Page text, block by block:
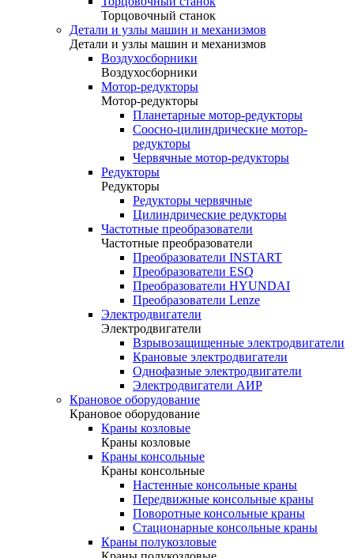
Торцовочный станок
Детали и узлы машин и механизмов
Детали и узлы машин и механизмов
Воздухосборники
Воздухосборники
Мотор-редукторы
Мотор-редукторы
Планетарные мотор-редукторы
Соосно-цилиндрические мотор-
редукторы
Червячные мотор-редукторы
Редукторы
Редукторы
Редукторы червячные
Цилиндрические редукторы
Частотные преобразователи
Частотные преобразователи
Преобразователи INSTART
Преобразователи ESQ
Преобразователи HYUNDAI
Преобразователи Lenze
Электродвигатели
Электродвигатели
Взрывозащищенные электродвигатели
Крановые электродвигатели
Однофазные электродвигатели
Электродвигатели АИР
Крановое оборудование
Крановое оборудование
Краны козловые
Краны козловые
Краны консольные
Краны консольные
Настенные консольные краны
Передвижные консольные краны
Поворотные консольные краны
Стационарные консольные краны
Краны полукозловые